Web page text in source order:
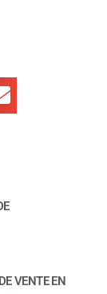
VENTE EN